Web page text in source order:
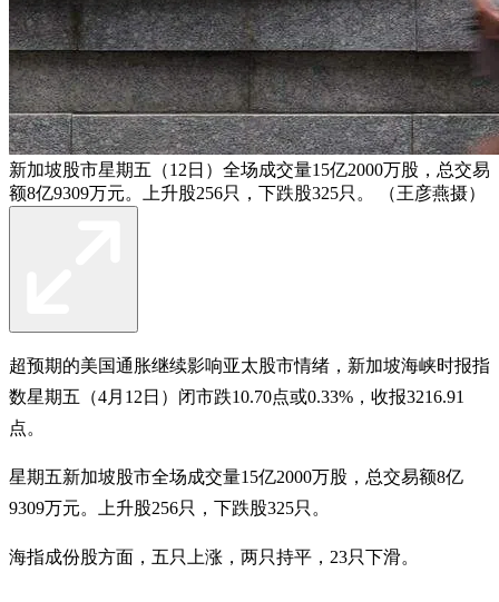
新加坡股市星期五（12日）全场成交量15亿2000万股，总交易
额8亿9309万元。上升股256只，下跌股325只。 （王彦燕摄）
超预期的美国通胀继续影响亚太股市情绪，新加坡海峡时报指
数星期五（4月12日）闭市跌10.70点或0.33%，收报3216.91
点。
星期五新加坡股市全场成交量15亿2000万股，总交易额8亿
9309万元。上升股256只，下跌股325只。
海指成份股方面，五只上涨，两只持平，23只下滑。